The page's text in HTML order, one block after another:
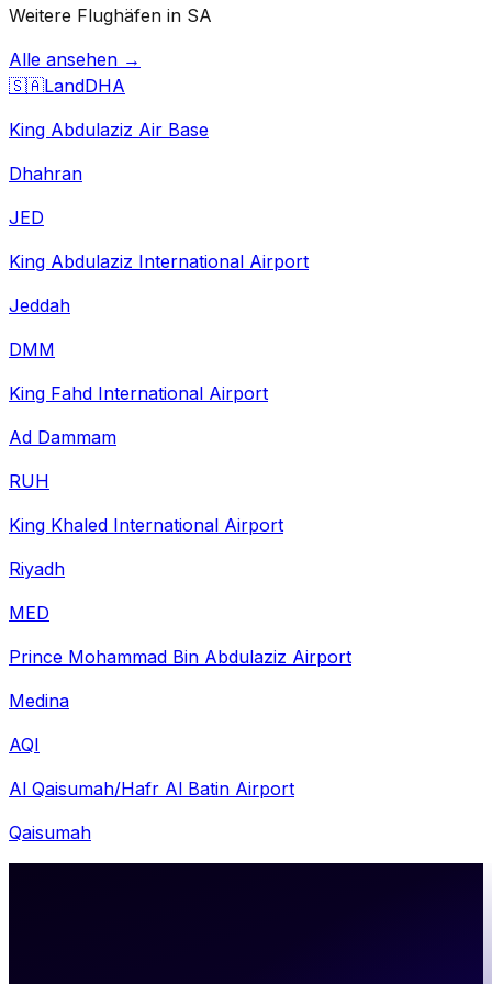
Weitere Flughäfen in SA
Alle ansehen →
🇸🇦LandDHA
King Abdulaziz Air Base
Dhahran
JED
King Abdulaziz International Airport
Jeddah
DMM
King Fahd International Airport
Ad Dammam
RUH
King Khaled International Airport
Riyadh
MED
Prince Mohammad Bin Abdulaziz Airport
Medina
AQI
Al Qaisumah/Hafr Al Batin Airport
Qaisumah